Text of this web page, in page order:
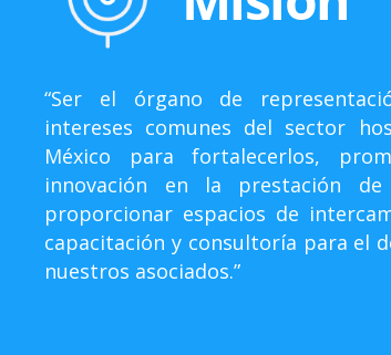
“Ser el órgano de
intereses comunes del sector
México para fortalecerlos,
innovación en la prestación
proporcionar espacios de
capacitación y consultoría para el
nuestros asociados.”